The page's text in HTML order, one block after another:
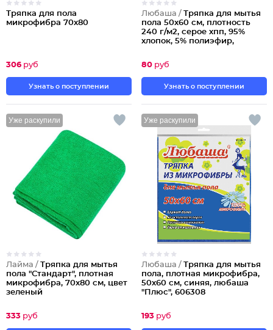
Тряпка для пола
микрофибра 70х80
306 руб
Узнать о поступлении
Любаша / Тряпка для мытья
пола 50х60 см, плотность
240 г/м2, серое хпп, 95%
хлопок, 5% полиэфир,
80 руб
Узнать о поступлении
Уже раскупили
Лайма / Тряпка для мытья
пола "Стандарт", плотная
микрофибра, 70х80 см, цвет
зеленый
333 руб
Уже раскупили
Любаша / Тряпка для мытья
пола, плотная микрофибра,
50х60 см, синяя, любаша
"Плюс", 606308
193 руб